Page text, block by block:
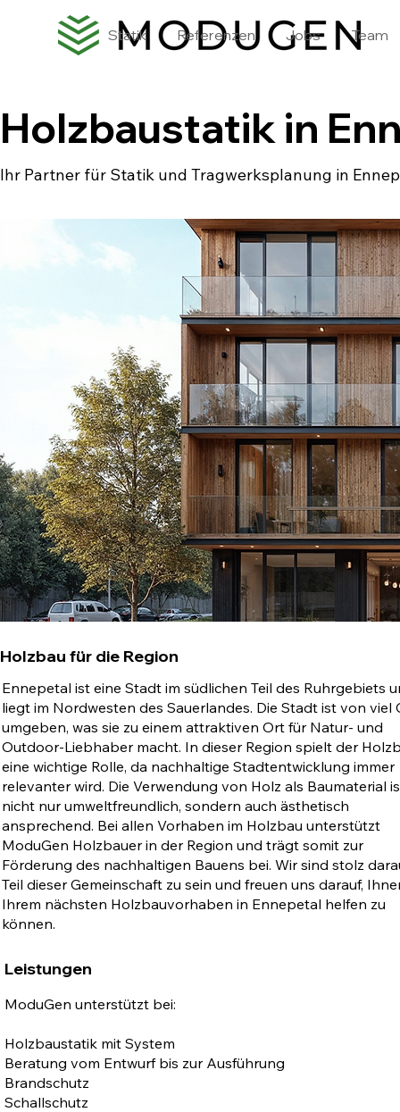
Statik Referenzen Jobs Team
Holzbaustatik in
Ihr Partner für Statik und Tragwerksplanung in
Holzbau für die Region
Ennepetal ist eine Stadt im südlichen Teil des Ruhrgebiets
liegt im Nordwesten des Sauerlandes. Die Stadt ist von viel
umgeben, was sie zu einem attraktiven Ort für Natur- und
Outdoor-Liebhaber macht. In dieser Region spielt der
eine wichtige Rolle, da nachhaltige Stadtentwicklung immer
relevanter wird. Die Verwendung von Holz als Baumaterial
nicht nur umweltfreundlich, sondern auch ästhetisch
ansprechend. Bei allen Vorhaben im Holzbau unterstützt
ModuGen Holzbauer in der Region und trägt somit zur
Förderung des nachhaltigen Bauens bei. Wir sind stolz
Teil dieser Gemeinschaft zu sein und freuen uns darauf,
Ihrem nächsten Holzbauvorhaben in Ennepetal helfen zu
können.
Leistungen
ModuGen unterstützt bei:
Holzbaustatik mit System
Beratung vom Entwurf bis zur Ausführung
Brandschutz
Schallschutz